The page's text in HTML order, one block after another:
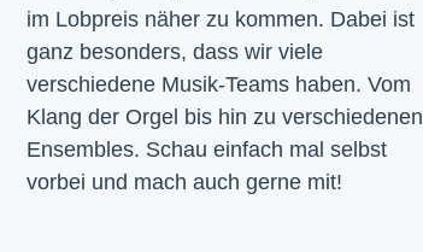
im Lobpreis näher zu kommen. Dabei ist
ganz besonders, dass wir viele
verschiedene Musik-Teams haben. Vom
Klang der Orgel bis hin zu verschiedenen
Ensembles. Schau einfach mal selbst
vorbei und mach auch gerne mit!